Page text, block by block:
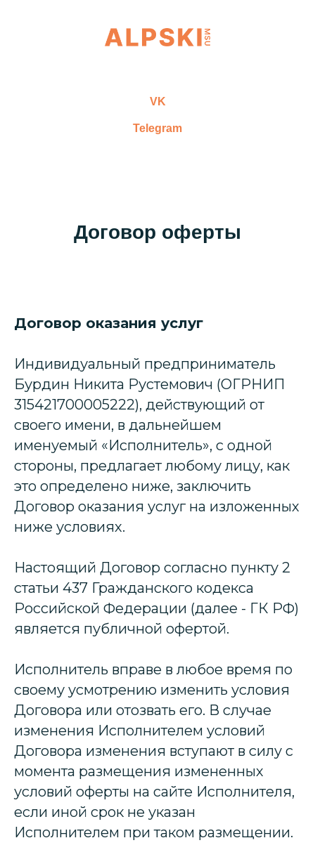
VK
Telegram
Договор оферты
Договор оказания услуг
Индивидуальный предприниматель
Бурдин Никита Рустемович (ОГРНИП
315421700005222), действующий от
своего имени, в дальнейшем
именуемый «Исполнитель», с одной
стороны, предлагает любому лицу, как
это определено ниже, заключить
Договор оказания услуг на изложенных
ниже условиях.
Настоящий Договор согласно пункту 2
статьи 437 Гражданского кодекса
Российской Федерации (далее - ГК РФ)
является публичной офертой.
Исполнитель вправе в любое время по
своему усмотрению изменить условия
Договора или отозвать его. В случае
изменения Исполнителем условий
Договора изменения вступают в силу с
момента размещения измененных
условий оферты на сайте Исполнителя,
если иной срок не указан
Исполнителем при таком размещении.